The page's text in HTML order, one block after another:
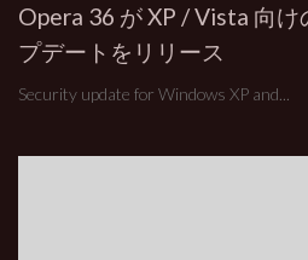
Opera 36 が XP / Vista 向
プデートをリリース
Security update for Windows XP and...